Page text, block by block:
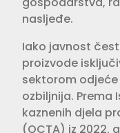
nasljeđe.
Iako javnost
proizvode
sektorom
ozbiljnija. Prema
kaznenih djela
(OCTA) iz 2022.